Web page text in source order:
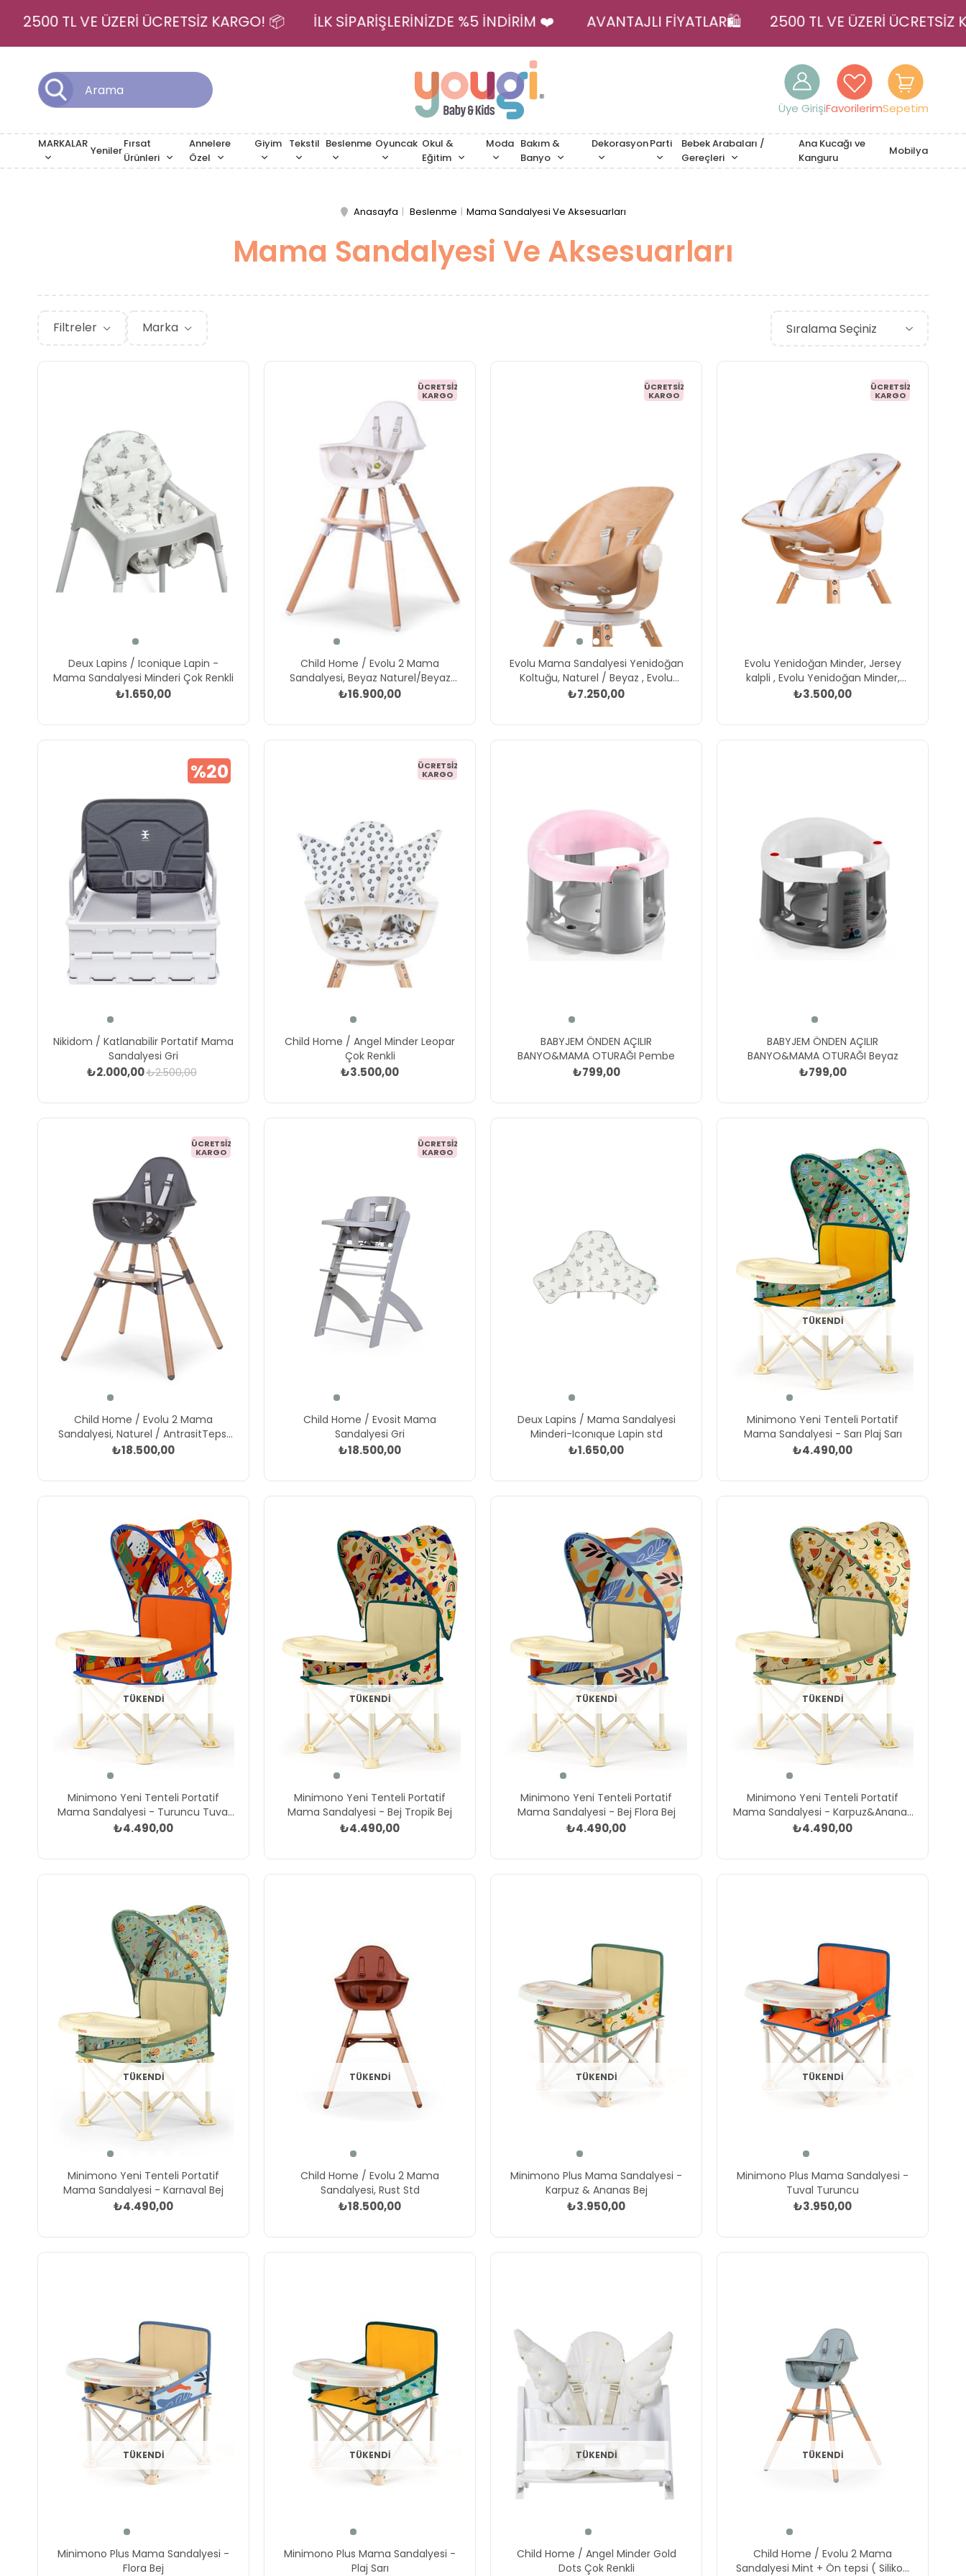
2500 TL VE ÜZERİ ÜCRETSİZ KARGO! 📦 İLK SİPARİŞLERİNİZDE %5 İNDİRİM ❤️ AVANTAJLI FİYATLAR🛍️ 2500 TL VE ÜZERİ
Üye GirişiFavorilerimSepetim
MARKALAR
Yeniler
Fırsat
Ürünleri
Annelere
Özel
Giyim Tekstil Beslenme Oyuncak Okul &
Eğitim
Moda Bakım &
Banyo
DekorasyonParti
Bebek Arabaları /
Gereçleri
Ana Kucağı ve
Kanguru
Mobilya
Anasayfa Beslenme Mama Sandalyesi Ve Aksesuarları
Mama Sandalyesi Ve Aksesuarları
Filtreler Marka
Deux Lapins / Iconique Lapin -
Mama Sandalyesi Minderi Çok Renkli
₺1.650,00
Child Home / Evolu 2 Mama
Sandalyesi, Beyaz Naturel/Beyaz
Tepsi) Std
₺16.900,00
ÜCRETSIZ
KARGO
Evolu Mama Sandalyesi Yenidoğan
Koltuğu, Naturel / Beyaz , Evolu
Mama Sandalyesi Yenidoğan
₺7.250,00
ÜCRETSIZ
KARGO
Evolu Yenidoğan Minder, Jersey
kalpli , Evolu Yenidoğan Minder,
Jersey kalpli, Renk:, Beden: , Std
₺3.500,00
ÜCRETSIZ
KARGO
Nikidom / Katlanabilir Portatif Mama
Sandalyesi Gri
₺2.000,00₺2.500,00
%20
Child Home / Angel Minder Leopar
Çok Renkli
₺3.500,00
ÜCRETSIZ
KARGO
BABYJEM ÖNDEN AÇILIR
BANYO&MAMA OTURAĞI Pembe
₺799,00
BABYJEM ÖNDEN AÇILIR
BANYO&MAMA OTURAĞI Beyaz
₺799,00
Child Home / Evolu 2 Mama
Sandalyesi, Naturel / AntrasitTepsi
Gri
₺18.500,00
ÜCRETSIZ
KARGO
Child Home / Evosit Mama
Sandalyesi Gri
₺18.500,00
ÜCRETSIZ
KARGO
Deux Lapins / Mama Sandalyesi
Minderi-Iconıque Lapin std
₺1.650,00
TÜKENDI
Minimono Yeni Tenteli Portatif
Mama Sandalyesi - Sarı Plaj Sarı
₺4.490,00
TÜKENDI
Minimono Yeni Tenteli Portatif
Mama Sandalyesi - Turuncu Tuval
Turuncu
₺4.490,00
TÜKENDI
Minimono Yeni Tenteli Portatif
Mama Sandalyesi - Bej Tropik Bej
₺4.490,00
TÜKENDI
Minimono Yeni Tenteli Portatif
Mama Sandalyesi - Bej Flora Bej
₺4.490,00
TÜKENDI
Minimono Yeni Tenteli Portatif
Mama Sandalyesi - Karpuz&Ananas
Bej
₺4.490,00
TÜKENDI
Minimono Yeni Tenteli Portatif
Mama Sandalyesi - Karnaval Bej
₺4.490,00
TÜKENDI
Child Home / Evolu 2 Mama
Sandalyesi, Rust Std
₺18.500,00
TÜKENDI
Minimono Plus Mama Sandalyesi -
Karpuz & Ananas Bej
₺3.950,00
TÜKENDI
Minimono Plus Mama Sandalyesi -
Tuval Turuncu
₺3.950,00
TÜKENDI
Minimono Plus Mama Sandalyesi -
Flora Bej
TÜKENDI
Minimono Plus Mama Sandalyesi -
Plaj Sarı
TÜKENDI
Child Home / Angel Minder Gold
Dots Çok Renkli
TÜKENDI
Child Home / Evolu 2 Mama
Sandalyesi Mint + Ön tepsi ( Silikon